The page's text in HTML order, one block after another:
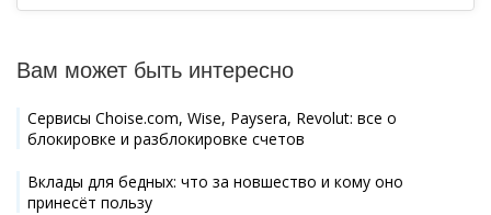
Вам может быть интересно
Сервисы Choise.com, Wise, Paysera, Revolut: все о
блокировке и разблокировке счетов
Вклады для бедных: что за новшество и кому оно
принесёт пользу